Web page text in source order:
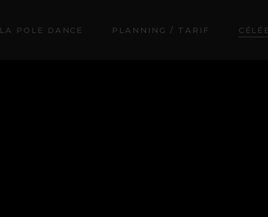
LA POLE DANCE PLANNING / TARIF